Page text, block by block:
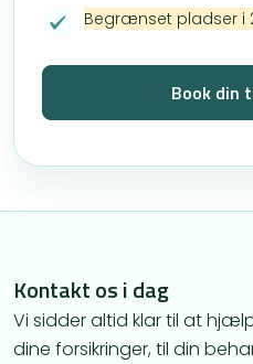
Begrænset pladser i
Book din
Kontakt os i dag
Vi sidder altid klar til at
dine forsikringer, til din